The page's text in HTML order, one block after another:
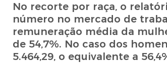
No recorte por raça, o
número no mercado de
remuneração média da
de 54,7%. No caso dos
5.464,29, o equivalente a